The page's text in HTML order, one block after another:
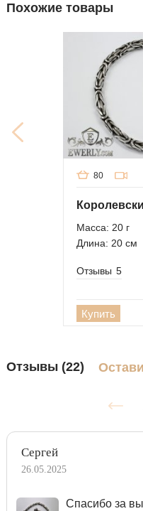
Похожие товары
80
Масса: 20 г
Длина: 20 см
Отзывы 5
Купить
Отзывы (22)
Сергей
26.05.2025
Спасибо за